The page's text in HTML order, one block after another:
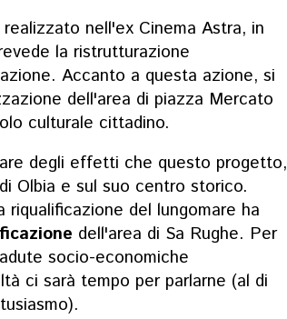
nell'ex Cinema Astra, in
la ristrutturazione
Accanto a questa azione, si
dell'area di piazza Mercato
culturale cittadino.
degli effetti che questo progetto,
Olbia e sul suo centro storico.
del lungomare ha
dell'area di Sa Rughe. Per
socio-economiche
ci sarà tempo per parlarne (al di